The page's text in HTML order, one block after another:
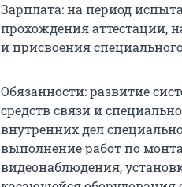
Зарплата: на период
прохождения аттестации,
и присвоения
Обязанности: развитие
средств связи и
внутренних дел
выполнение работ по
видеонаблюдения,